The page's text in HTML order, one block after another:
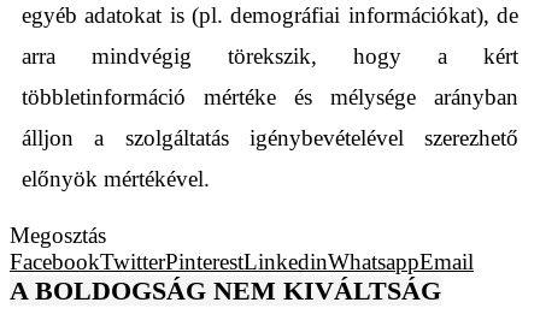
egyéb adatokat is (pl. demográfiai információkat), de
arra mindvégig törekszik, hogy a kért
többletinformáció mértéke és mélysége arányban
álljon a szolgáltatás igénybevételével szerezhető
előnyök mértékével.
Megosztás
FacebookTwitterPinterestLinkedinWhatsappEmail
A BOLDOGSÁG NEM KIVÁLTSÁG